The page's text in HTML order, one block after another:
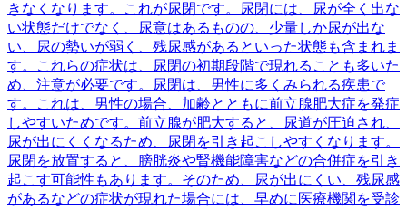
きなくなります。これが尿閉です。尿閉には、尿が全く出な
い状態だけでなく、尿意はあるものの、少量しか尿が出な
い、尿の勢いが弱く、残尿感があるといった状態も含まれま
す。これらの症状は、尿閉の初期段階で現れることも多いた
め、注意が必要です。尿閉は、男性に多くみられる疾患で
す。これは、男性の場合、加齢とともに前立腺肥大症を発症
しやすいためです。前立腺が肥大すると、尿道が圧迫され、
尿が出にくくなるため、尿閉を引き起こしやすくなります。
尿閉を放置すると、膀胱炎や腎機能障害などの合併症を引き
起こす可能性もあります。そのため、尿が出にくい、残尿感
があるなどの症状が現れた場合には、早めに医療機関を受診